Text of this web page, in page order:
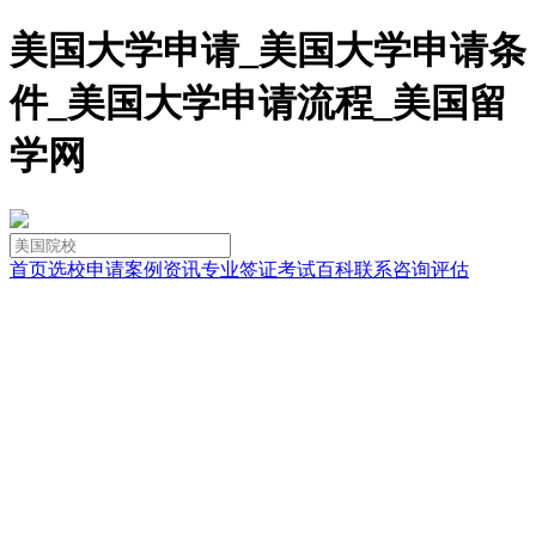
美国大学申请_美国大学申请条
件_美国大学申请流程_美国留
学网
首页选校申请案例 资讯专业签证考试百科联系咨询评估